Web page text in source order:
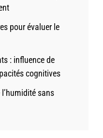
pour évaluer le
: influence de
cognitives
sans